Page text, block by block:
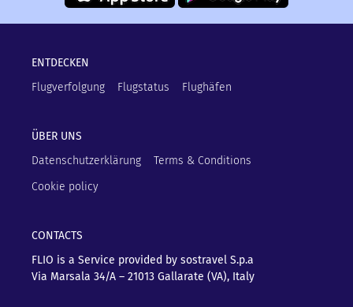
ENTDECKEN
Flugverfolgung
Flugstatus Flughäfen
ÜBER UNS
Datenschutzerklärung
Terms & Conditions
Cookie policy
CONTACTS
FLIO is a Service provided by sostravel S.p.a
Via Marsala 34/A – 21013 Gallarate (VA), Italy